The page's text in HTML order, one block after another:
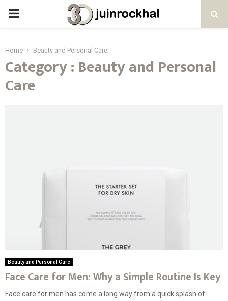
PRIMARY
Home Beauty and Personal Care
Category : Beauty and Personal
Care
Beauty and Personal Care
Face Care for Men: Why a Simple Routine Is Key
Face care for men has come a long way from a quick splash of